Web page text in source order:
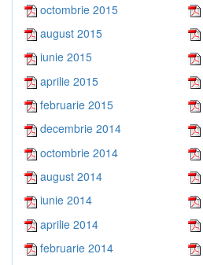
octombrie 2015
august 2015
iunie 2015
aprilie 2015
februarie 2015
decembrie 2014
octombrie 2014
august 2014
iunie 2014
aprilie 2014
februarie 2014